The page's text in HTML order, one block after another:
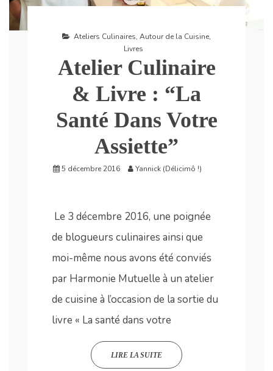
Ateliers Culinaires, Autour de la Cuisine,
Livres
Atelier Culinaire
& Livre : “La
Santé Dans Votre
Assiette”
5 décembre 2016 Yannick (Délicimô !)
Le 3 décembre 2016, une poignée
de blogueurs culinaires ainsi que
moi-même nous avons été conviés
par Harmonie Mutuelle à un atelier
de cuisine à l’occasion de la sortie du
livre « La santé dans votre
LIRE LA SUITE